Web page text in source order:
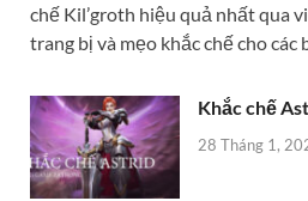
chế Kil’groth hiệu quả nhất qua
trang bị và mẹo khắc chế cho các
Khắc chế
28 Tháng 1,